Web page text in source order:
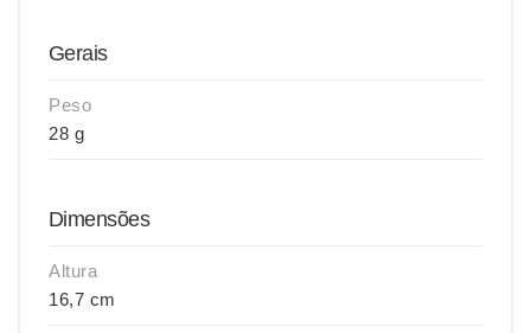
Gerais
Peso
28 g
Dimensões
Altura
16,7 cm